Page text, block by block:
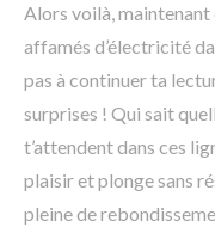
Alors voilà, maintenant
affamés d’électricité
pas à continuer ta
surprises ! Qui sait
t’attendent dans ces
plaisir et plonge sans
pleine de